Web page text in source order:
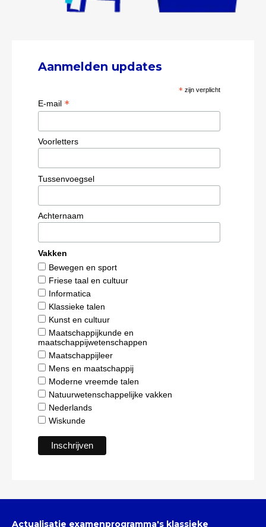
Aanmelden updates
* zijn verplicht
E-mail *
Voorletters
Tussenvoegsel
Achternaam
Vakken
Bewegen en sport
Friese taal en cultuur
Informatica
Klassieke talen
Kunst en cultuur
Maatschappijkunde en
maatschappijwetenschappen
Maatschappijleer
Mens en maatschappij
Moderne vreemde talen
Natuurwetenschappelijke vakken
Nederlands
Wiskunde
Actualisatie examenprogramma's klassieke